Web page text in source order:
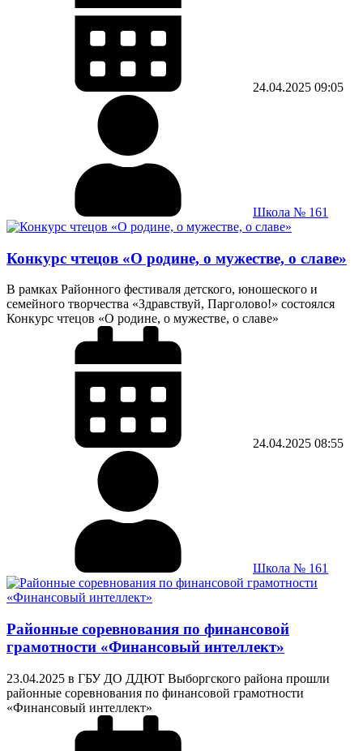
24.04.2025 09:05
Школа № 161
Конкурс чтецов «О родине, о мужестве, о славе»
В рамках Районного фестиваля детского, юношеского и
семейного творчества «Здравствуй, Парголово!» состоялся
Конкурс чтецов «О родине, о мужестве, о славе»
24.04.2025 08:55
Школа № 161
Районные соревнования по финансовой
грамотности «Финансовый интеллект»
23.04.2025 в ГБУ ДО ДДЮТ Выборгского района прошли
районные соревнования по финансовой грамотности
«Финансовый интеллект»